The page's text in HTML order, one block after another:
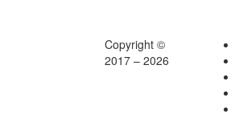
Copyright ©
2017 – 2026